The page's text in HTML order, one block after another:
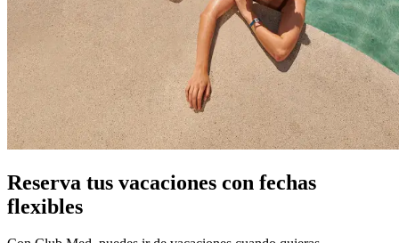
Reserva tus vacaciones con fechas
flexibles